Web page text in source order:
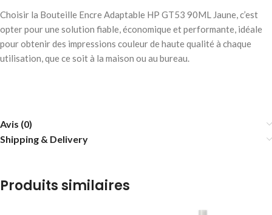
Choisir la Bouteille Encre Adaptable HP GT53 90ML Jaune, c’est
opter pour une solution fiable, économique et performante, idéale
pour obtenir des impressions couleur de haute qualité à chaque
utilisation, que ce soit à la maison ou au bureau.
Avis (0)
Shipping & Delivery
Produits similaires